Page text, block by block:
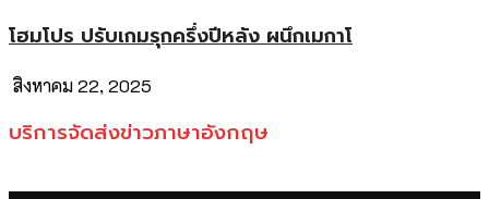
โฮมโปร ปรับเกมรุกครึ่งปีหลัง ผนึกเมกาโ
สิงหาคม 22, 2025
บริการจัดส่งข่าวภาษาอังกฤษ